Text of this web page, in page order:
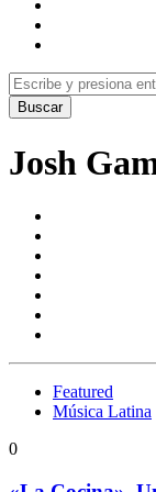
Josh
Featured
Música Latina
0